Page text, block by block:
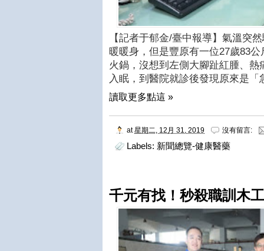
【記者于郁金/臺中報導】氣溫突
暖暖身，但是豐原有一位27歲83
火鍋，沒想到左側大腳趾紅腫、
入眠，到醫院就診後發現原來是「
讀取更多點這 »
at星期二, 12月 31, 2019 沒有留言:
Labels: 新聞總覽-健康醫藥
千元有找！秒殺職訓木